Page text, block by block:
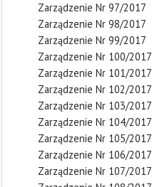
Zarządzenie Nr 97/2017
Zarządzenie Nr 98/2017
Zarządzenie Nr 99/2017
Zarządzenie Nr 100/2017
Zarządzenie Nr 101/2017
Zarządzenie Nr 102/2017
Zarządzenie Nr 103/2017
Zarządzenie Nr 104/2017
Zarządzenie Nr 105/2017
Zarządzenie Nr 106/2017
Zarządzenie Nr 107/2017